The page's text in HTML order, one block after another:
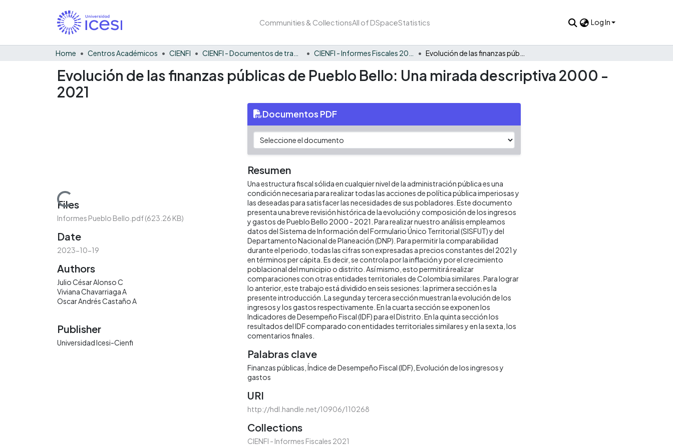
Communities & CollectionsAll of DSpaceStatistics Log In
Home Centros Académicos CIENFI
Evolución de las finanzas públicas de Pueblo Bello: Una mirada descriptiva 2000 -
2021
Loading...
Files
Informes Pueblo Bello.pdf(623.26 KB)
Date
2023-10-19
Authors
Julio César Alonso C
Viviana Chavarriaga A
Oscar Andrés Castaño A
Publisher
Universidad Icesi-Cienfi
Documentos PDF
Resumen
Una estructura fiscal sólida en cualquier nivel de la administración pública es una
condición necesaria para realizar todas las acciones de política pública imperiosas y
las deseadas para satisfacer las necesidades de sus pobladores. Este documento
presenta una breve revisión histórica de la evolución y composición de los ingresos
y gastos de Pueblo Bello 2000 - 2021. Para realizar nuestro análisis empleamos
datos del Sistema de Información del Formulario Único Territorial (SISFUT) y del
Departamento Nacional de Planeación (DNP). Para permitir la comparabilidad
durante el periodo, todas las cifras son expresadas a precios constantes del 2021 y
en términos per cápita. Es decir, se controla por la inflación y por el crecimiento
poblacional del municipio o distrito. Así mismo, esto permitirá realizar
comparaciones con otras entidades territoriales de Colombia similares. Para lograr
lo anterior, este trabajo está dividido en seis sesiones: la primera sección es la
presente introducción. La segunda y tercera sección muestran la evolución de los
ingresos y los gastos respectivamente. En la cuarta sección se exponen los
Indicadores de Desempeño Fiscal (IDF) para el Distrito. En la quinta sección los
resultados del IDF comparado con entidades territoriales similares y en la sexta, los
comentarios finales.
Palabras clave
Finanzas públicas Índice de Desempeño Fiscal (IDF) Evolución de los ingresos y
gastos
URI
http://hdl.handle.net/10906/110268
Collections
CIENFI - Informes Fiscales 2021